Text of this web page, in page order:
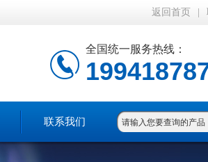
返回首页
全国统一服务热线：
联系我们